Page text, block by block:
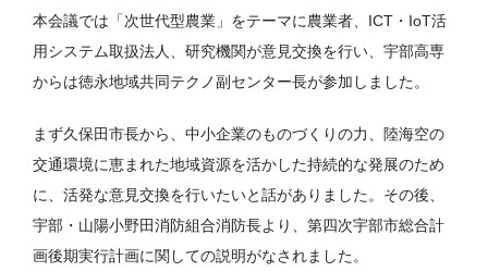
本会議では「次世代型農業」をテーマに農業者、ICT・IoT活
用システム取扱法人、研究機関が意見交換を行い、宇部高専
からは徳永地域共同テクノ副センター長が参加しました。
まず久保田市長から、中小企業のものづくりの力、陸海空の
交通環境に恵まれた地域資源を活かした持続的な発展のため
に、活発な意見交換を行いたいと話がありました。その後、
宇部・山陽小野田消防組合消防長より、第四次宇部市総合計
画後期実行計画に関しての説明がなされました。